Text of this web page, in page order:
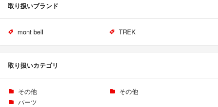
取り扱いブランド
mont bell TREK
取り扱いカテゴリ
その他
その他
パーツ